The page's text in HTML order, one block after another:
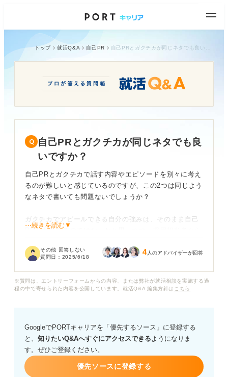
トップ 就活Q&A 自己PR
自己PRとガクチカが同じネタでも良
いですか？
自己PRとガクチカで話す内容やエピソードを別々に考え
るのが難しいと感じているのですが、この2つは同じよう
なネタで書いても問題ないでしょうか？
ガクチカでアピールできる自分の強みは、そのまま自己
PRにも使えるのではないかと思いつつ、採用担当者から
す。
の項目を差別化してアピールできますか？
⋯続きを読む▼
その他 回答しない
質問日： 2025/6/18 4 人のアドバイザーが回答
※質問は、エントリーフォームからの内容、または弊社が就活相談を実施する過
程の中で寄せられた内容を公開しています。就活Q&A 編集方針は こちら
GoogleでPORTキャリアを「優先するソース」に登録する
と、 知りたいQ&Aへすぐにアクセスできるようになりま
す。ぜひご登録ください。
優先ソースに登録する